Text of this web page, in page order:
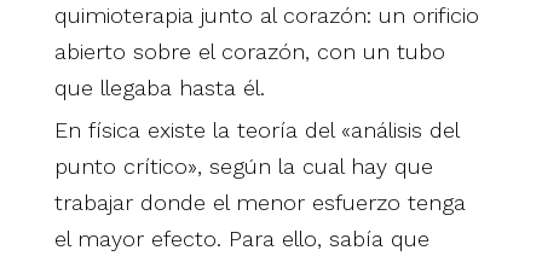
quimioterapia junto al corazón: un orificio
abierto sobre el corazón, con un tubo
que llegaba hasta él.
En física existe la teoría del «análisis del
punto crítico», según la cual hay que
trabajar donde el menor esfuerzo tenga
el mayor efecto. Para ello, sabía que